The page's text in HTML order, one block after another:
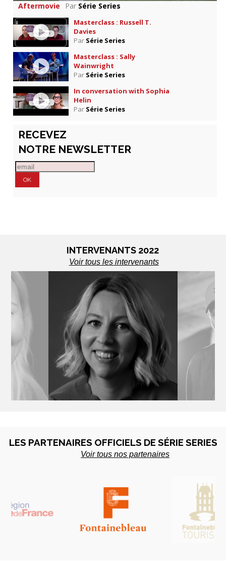
Aftermovie Par Série Series
Masterclass : Russell T.
Davies
Par Série Series
Masterclass : Sally
Wainwright
Par Série Series
In conversation with Sophia
Helin
Par Série Series
RECEVEZ
NOTRE NEWSLETTER
INTERVENANTS 2022
Voir tous les intervenants
LES PARTENAIRES OFFICIELS DE SÉRIE SERIES
Voir tous nos partenaires